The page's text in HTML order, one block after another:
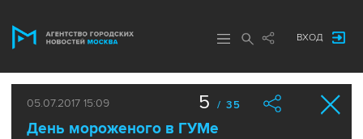
ВХОД
05.07.2017 15:09
День мороженого в ГУМе
5 / 35